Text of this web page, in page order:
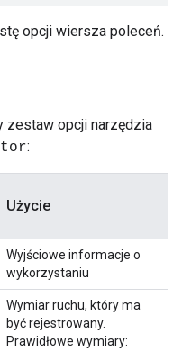
opcji wiersza poleceń.
zestaw opcji narzędzia
:
Użycie
Wyjściowe informacje o
wykorzystaniu
Wymiar ruchu, który ma
być rejestrowany.
Prawidłowe wymiary: